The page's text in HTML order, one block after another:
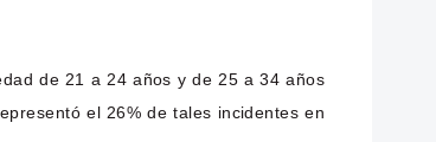
de 21 a 24 años y de 25 a 34 años
el 26% de tales incidentes en